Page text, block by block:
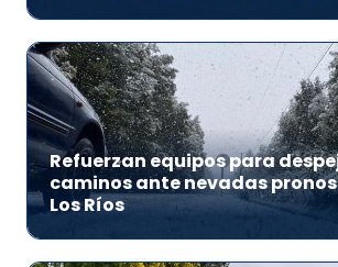
Refuerzan equipos para
caminos ante nevadas
Los Ríos